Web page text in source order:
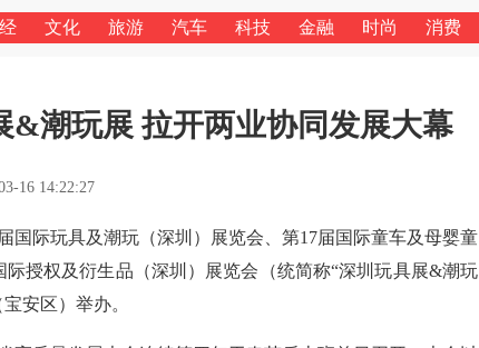
文化 旅游 汽车 科技 金融 时尚 消费
&潮玩展 拉开两业协同发展大幕
16 14:22:27
国际玩具及潮玩（深圳）展览会、第17届国际童车及母婴童
际授权及衍生品（深圳）展览会（统简称“深圳玩具展&潮玩
安区）举办。